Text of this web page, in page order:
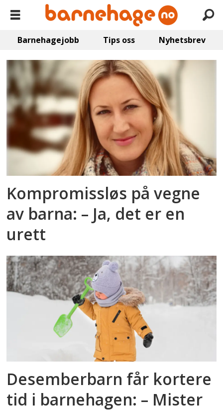
Barnehagejobb Tips oss Nyhetsbrev
Emne:
småbarn
Kompromissløs på vegne
av barna: – Ja, det er en
urett
Desemberbarn får kortere
tid i barnehagen: – Mister